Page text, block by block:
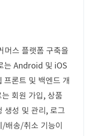
머스 플랫폼 구축을
는 Android 및 iOS
프론트 및 백엔드 개
회원 가입, 상품
생성 및 관리, 로그
배송/취소 기능이